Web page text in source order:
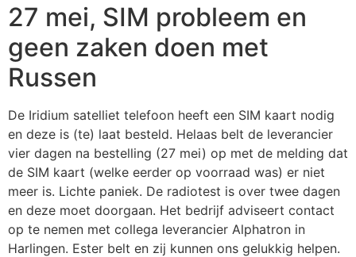
27 mei, SIM probleem en
geen zaken doen met
Russen
De Iridium satelliet telefoon heeft een SIM kaart nodig
en deze is (te) laat besteld. Helaas belt de leverancier
vier dagen na bestelling (27 mei) op met de melding dat
de SIM kaart (welke eerder op voorraad was) er niet
meer is. Lichte paniek. De radiotest is over twee dagen
en deze moet doorgaan. Het bedrijf adviseert contact
op te nemen met collega leverancier Alphatron in
Harlingen. Ester belt en zij kunnen ons gelukkig helpen.